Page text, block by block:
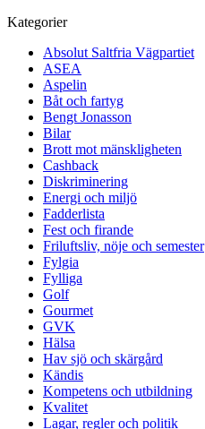
Kategorier
Absolut Saltfria Vägpartiet
ASEA
Aspelin
Båt och fartyg
Bengt Jonasson
Bilar
Brott mot mänskligheten
Cashback
Diskriminering
Energi och miljö
Fadderlista
Fest och firande
Friluftsliv, nöje och semester
Fylgia
Fylliga
Golf
Gourmet
GVK
Hälsa
Hav sjö och skärgård
Kändis
Kompetens och utbildning
Kvalitet
Lagar, regler och politik